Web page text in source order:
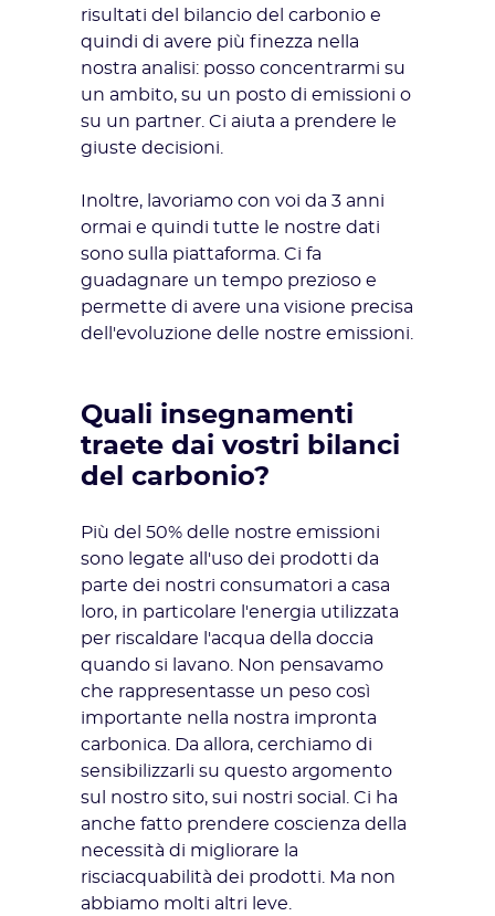
risultati del bilancio del carbonio e
quindi di avere più finezza nella
nostra analisi: posso concentrarmi su
un ambito, su un posto di emissioni o
su un partner. Ci aiuta a prendere le
giuste decisioni.
Inoltre, lavoriamo con voi da 3 anni
ormai e quindi tutte le nostre dati
sono sulla piattaforma. Ci fa
guadagnare un tempo prezioso e
permette di avere una visione precisa
dell'evoluzione delle nostre emissioni.
Quali insegnamenti
traete dai vostri bilanci
del carbonio?
Più del 50% delle nostre emissioni
sono legate all'uso dei prodotti da
parte dei nostri consumatori a casa
loro, in particolare l'energia utilizzata
per riscaldare l'acqua della doccia
quando si lavano. Non pensavamo
che rappresentasse un peso così
importante nella nostra impronta
carbonica. Da allora, cerchiamo di
sensibilizzarli su questo argomento
sul nostro sito, sui nostri social. Ci ha
anche fatto prendere coscienza della
necessità di migliorare la
risciacquabilità dei prodotti. Ma non
abbiamo molti altri leve.